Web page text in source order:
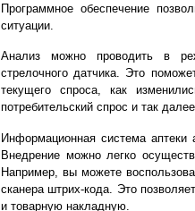
Программное обеспечение
ситуации.
Анализ можно проводить в
стрелочного датчика. Это
текущего спроса, как
потребительский спрос и так
Информационная система аптеки
Внедрение можно легко
Например, вы можете
сканера штрих-кода. Это
и товарную накладную.